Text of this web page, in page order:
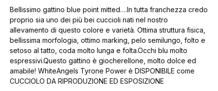
Bellissimo gattino blue point mitted….In tutta franchezza credo
proprio sia uno dei più bei cuccioli nati nel nostro
allevamento di questo colore e varietà. Ottima struttura fisica,
bellissima morfologia, ottimo marking, pelo semilungo, folto e
setoso al tatto, coda molto lunga e folta.Occhi blu molto
espressivi.Questo gattino è giocherellone, molto dolce ed
amabile! WhiteAngels Tyrone Power è DISPONIBILE come
CUCCIOLO DA RIPRODUZIONE ED ESPOSIZIONE